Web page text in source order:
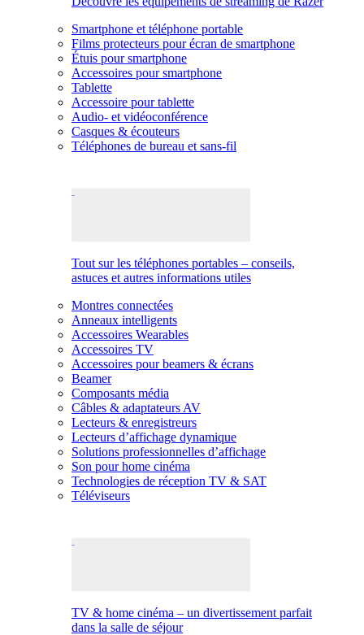
Smartphone et téléphone portable
Films protecteurs pour écran de smartphone
Étuis pour smartphone
Accessoires pour smartphone
Tablette
Accessoire pour tablette
Audio- et vidéoconférence
Casques & écouteurs
Téléphones de bureau et sans-fil
Tout sur les téléphones portables – conseils,
astuces et autres informations utiles
Montres connectées
Anneaux intelligents
Accessoires Wearables
Accessoires TV
Accessoires pour beamers & écrans
Beamer
Composants média
Câbles & adaptateurs AV
Lecteurs & enregistreurs
Lecteurs d’affichage dynamique
Solutions professionnelles d’affichage
Son pour home cinéma
Technologies de réception TV & SAT
Téléviseurs
TV & home cinéma – un divertissement parfait
dans la salle de séjour